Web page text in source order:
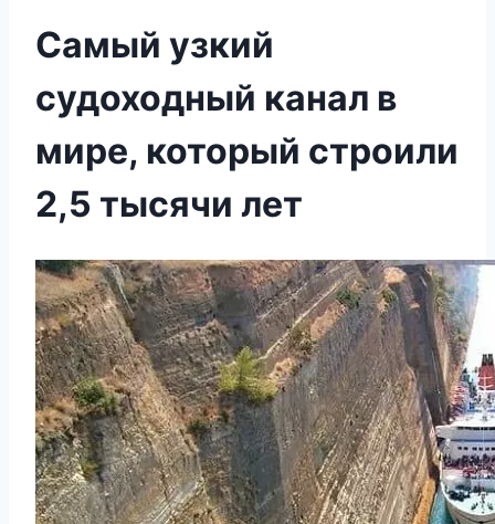
Самый узкий
судоходный канал в
мире, который строили
2,5 тысячи лет